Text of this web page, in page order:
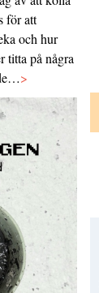
för att
och hur
titta på några
>